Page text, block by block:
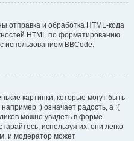
отправка и обработка HTML-кода
HTML по форматированию
использованием BBCode.
картинки, которые могут быть
:) означает радость, а :(
можно увидеть в форме
используя их: они легко
и модератор может